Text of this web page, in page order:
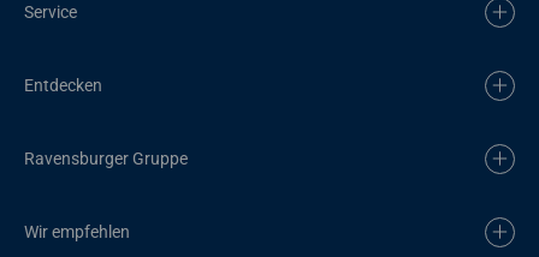
Service
Entdecken
Ravensburger Gruppe
Wir empfehlen